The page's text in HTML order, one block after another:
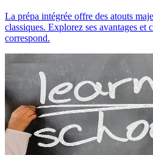
La prépa intégrée offre des atouts
classiques. Explorez ses avantages et
correspond.